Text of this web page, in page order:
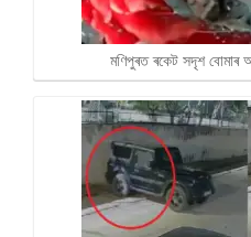
মণিপুৰত ৰকেট সদৃশ